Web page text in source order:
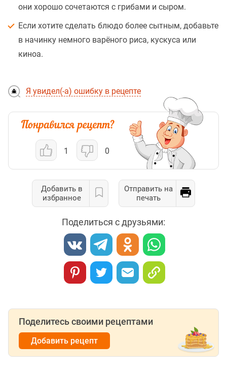
они хорошо сочетаются с грибами и сыром.
Если хотите сделать блюдо более сытным, добавьте
в начинку немного варёного риса, кускуса или
киноа.
Я увидел(-а) ошибку в рецепте
1 0
Добавить в
избранное
Отправить на
печать
Поделиться с друзьями:
Поделитесь своими рецептами
Добавить рецепт